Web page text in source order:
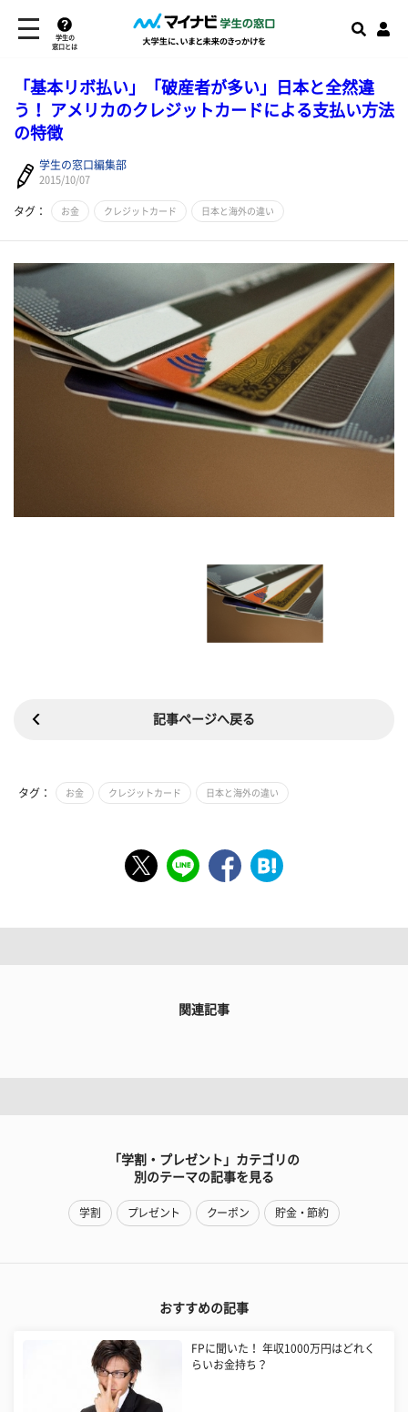
学生の
窓口とは
「基本リボ払い」「破産者が多い」日本と全然違
う！ アメリカのクレジットカードによる支払い方法
の特徴
学生の窓口編集部
2015/10/07
タグ： お金 クレジットカード 日本と海外の違い
記事ページへ戻る
タグ： お金 クレジットカード 日本と海外の違い
関連記事
「学割・プレゼント」カテゴリの
別のテーマの記事を見る
学割 プレゼント クーポン 貯金・節約
おすすめの記事
FPに聞いた！ 年収1000万円はどれく
らいお金持ち？